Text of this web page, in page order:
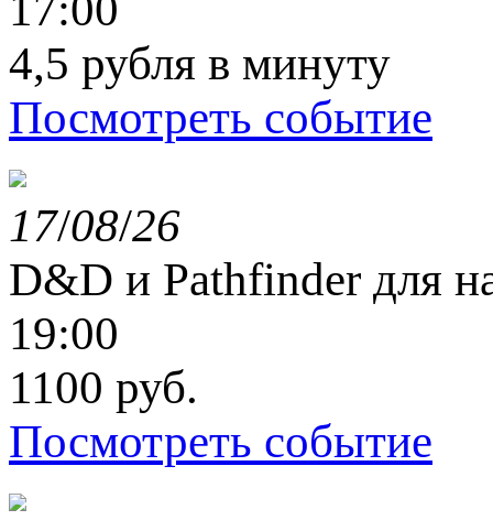
4,5 рубля в минуту
Посмотреть событие
17/08/26
D&D и Pathfinder для
19:00
1100 руб.
Посмотреть событие